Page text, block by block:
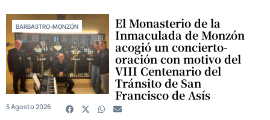
BARBASTRO-MONZÓN El Monasterio de la
Inmaculada de Monzón
acogió un concierto-
oración con motivo del
VIII Centenario del
Tránsito de San
Francisco de Asís
5 Agosto 2026